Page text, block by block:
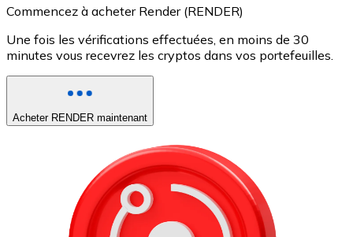
Commencez à acheter Render (RENDER)
Une fois les vérifications effectuées, en moins de 30
minutes vous recevrez les cryptos dans vos portefeuilles.
Acheter RENDER maintenant